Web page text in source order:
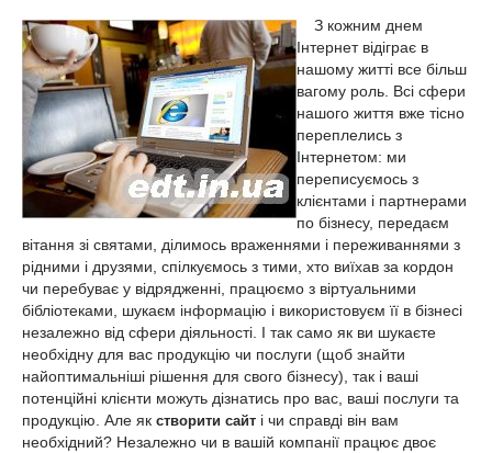
З кожним днем
Інтернет відіграє в
нашому житті все більш
вагому роль. Всі сфери
нашого життя вже тісно
переплелись з
Інтернетом: ми
переписуємось з
клієнтами і партнерами
по бізнесу, передаєм
вітання зі святами, ділимось враженнями і переживаннями з
рідними і друзями, спілкуємось з тими, хто виїхав за кордон
чи перебуває у відрядженні, працюємо з віртуальними
бібліотеками, шукаєм інформацію і використовуєм її в бізнесі
незалежно від сфери діяльності. І так само як ви шукаєте
необхідну для вас продукцію чи послуги (щоб знайти
найоптимальніші рішення для свого бізнесу), так і ваші
потенційні клієнти можуть дізнатись про вас, ваші послуги та
продукцію. Але як створити сайт і чи справді він вам
необхідний? Незалежно чи в вашій компанії працює двоє